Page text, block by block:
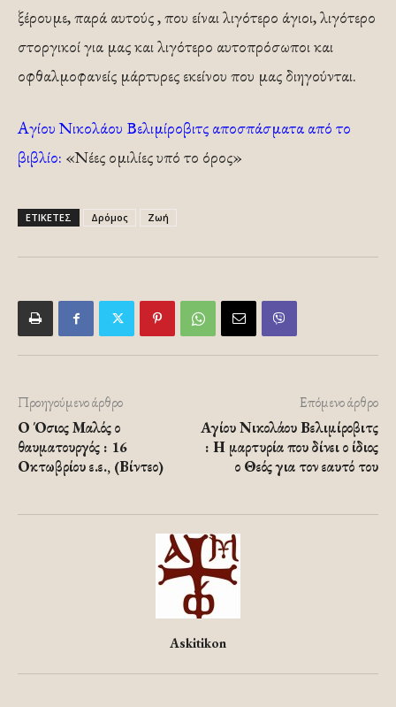
ξέρουμε, παρά αυτούς , που είναι λιγότερο άγιοι, λιγότερο
στοργικοί για μας και λιγότερο αυτοπρόσωποι και
οφθαλμοφανείς μάρτυρες εκείνου που μας διηγούνται.
Αγίου Νικολάου Βελιμίροβιτς αποσπάσματα από το
βιβλίο: «Νέες ομιλίες υπό το όρος»
ΕΤΙΚΕΤΕΣ Δρόμος Ζωή
Προηγούμενο άρθρο
Ο Όσιος Μαλός ο
θαυματουργός : 16
Οκτωβρίου ε.ε., (Βίντεο)
Επόμενο άρθρο
Αγίου Νικολάου Βελιμίροβιτς
: Η μαρτυρία που δίνει ο ίδιος
ο Θεός για τον εαυτό του
Askitikon